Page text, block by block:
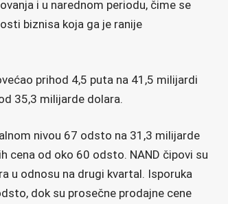
i u narednom periodu, čime se
biznisa koja ga je ranije
prihod 4,5 puta na 41,5 milijardi
35,3 milijarde dolara.
nivou 67 odsto na 31,3 milijarde
cena od oko 60 odsto. NAND čipovi su
u odnosu na drugi kvartal. Isporuka
dok su prosečne prodajne cene